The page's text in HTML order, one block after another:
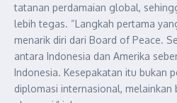
tatanan perdamaian global,
lebih tegas. “Langkah pertama
menarik diri dari Board of Peace.
antara Indonesia dan Amerika
Indonesia. Kesepakatan itu bukan
diplomasi internasional, melainkan